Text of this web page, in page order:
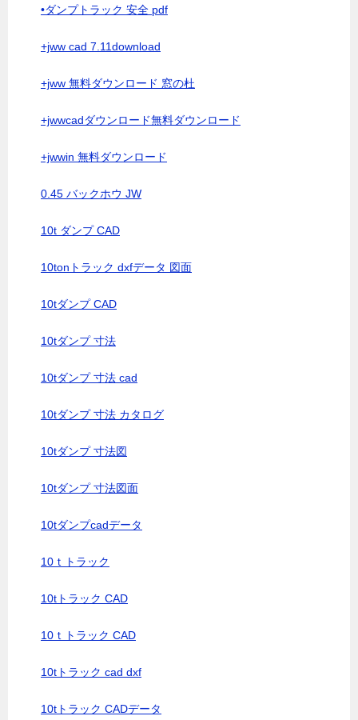
•ダンプトラック 安全 pdf
+jww cad 7.11download
+jww 無料ダウンロード 窓の杜
+jwwcadダウンロード無料ダウンロード
+jwwin 無料ダウンロード
0.45 バックホウ JW
10t ダンプ CAD
10tonトラック dxfデータ 図面
10tダンプ CAD
10tダンプ 寸法
10tダンプ 寸法 cad
10tダンプ 寸法 カタログ
10tダンプ 寸法図
10tダンプ 寸法図面
10tダンプcadデータ
10ｔトラック
10tトラック CAD
10ｔトラック CAD
10tトラック cad dxf
10tトラック CADデータ